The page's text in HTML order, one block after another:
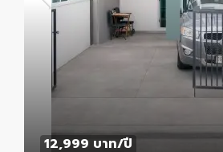
12,999 บาท/ปี